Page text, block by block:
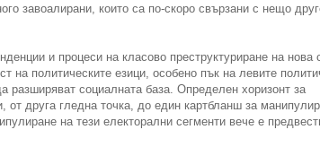
завоалирани, които са по-скоро свързани с нещо
и процеси на класово преструктуриране на нова
на политическите езици, особено пък на левите
разширяват социалната база. Определен хоризонт за
от друга гледна точка, до един картбланш за
на тези електорални сегменти вече е